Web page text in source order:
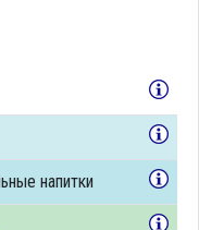
напитки